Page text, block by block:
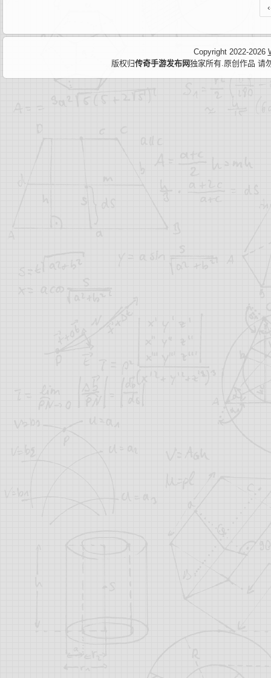
Copyright 2022-2026
版权归传奇手游发布网独家所有.原创作品 请